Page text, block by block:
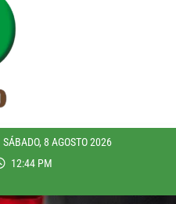
SÁBADO, 8 AGOSTO 2026
12:44 PM